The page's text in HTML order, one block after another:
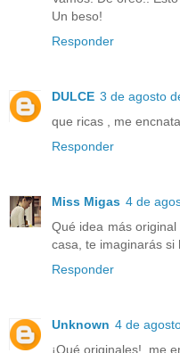
Un beso!
Responder
DULCE 3 de agosto
que ricas , me
Responder
Miss Migas 4 de
Qué idea más
casa, te imaginarás si
Responder
Unknown 4 de
¡Qué originales!, me